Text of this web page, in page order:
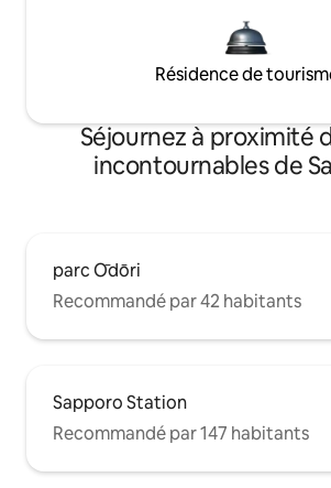
Résidence de
Séjournez à proximité
incontournables de
parc Ōdōri
Recommandé par 42 habitants
Sapporo Station
Recommandé par 147 habitants